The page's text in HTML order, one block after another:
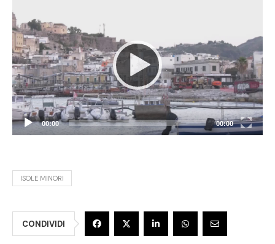
00:00 00:00
ISOLE MINORI
CONDIVIDI